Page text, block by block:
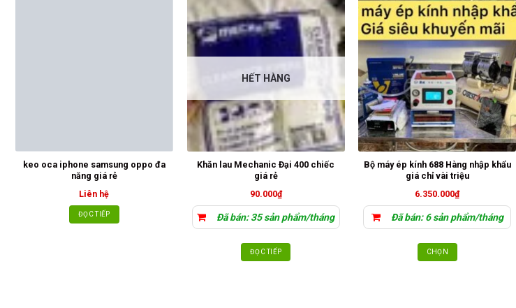
phẩm
keo oca iphone samsung oppo đa
năng giá rẻ
Liên hệ
ĐỌC TIẾP
HẾT HÀNG
Khăn lau Mechanic Đại 400 chiếc
giá rẻ
90.000₫
Đã bán: 35 sản phẩm/tháng
ĐỌC TIẾP
Bộ máy ép kính 688 Hàng nhập khẩu
giá chỉ vài triệu
6.350.000₫
Đã bán: 6 sản phẩm/tháng
CHỌN